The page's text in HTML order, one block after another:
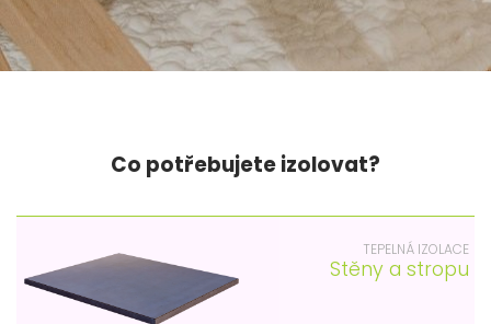
Co potřebujete izolovat?
TEPELNÁ IZOLACE
Stěny a stropu